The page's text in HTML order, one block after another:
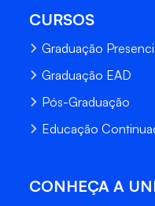
CURSOS
Graduação
Graduação EAD
Pós-Graduação
Educação
CONHEÇA A